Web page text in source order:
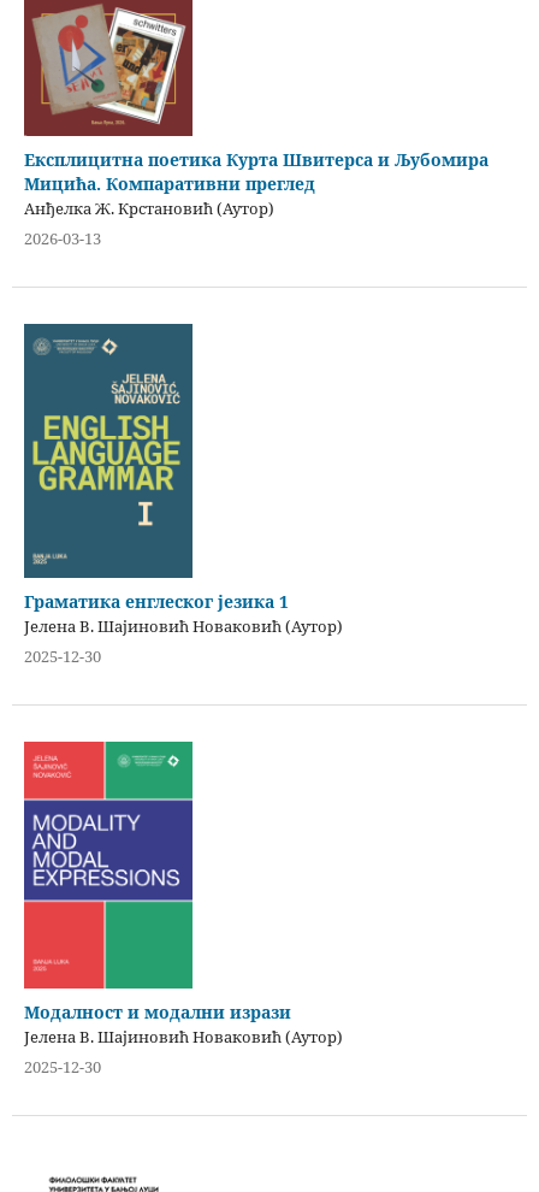
Експлицитна поетика Курта Швитерса и Љубомира
Мицића. Компаративни преглед
Анђелка Ж. Крстановић (Аутор)
2026-03-13
Граматика енглеског језика 1
Јелена В. Шајиновић Новаковић (Аутор)
2025-12-30
Модалност и модални изрази
Јелена В. Шајиновић Новаковић (Аутор)
2025-12-30